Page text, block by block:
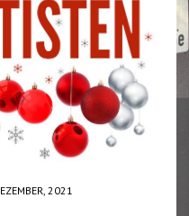
2021